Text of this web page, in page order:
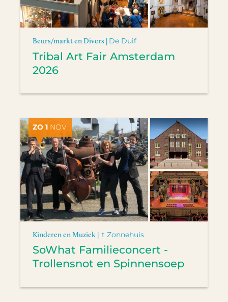
Beurs/markt en Divers | De Duif
Tribal Art Fair Amsterdam
2026
ZO 1 NOV.
Kinderen en Muziek | 't Zonnehuis
SoWhat Familieconcert -
Trollensnot en Spinnensoep